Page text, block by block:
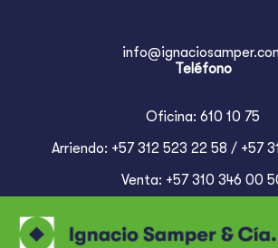
Teléfono
Oficina: 610 10 75
Arriendo: +57 312 523 22 58 / +57
Venta: +57 310 346 00